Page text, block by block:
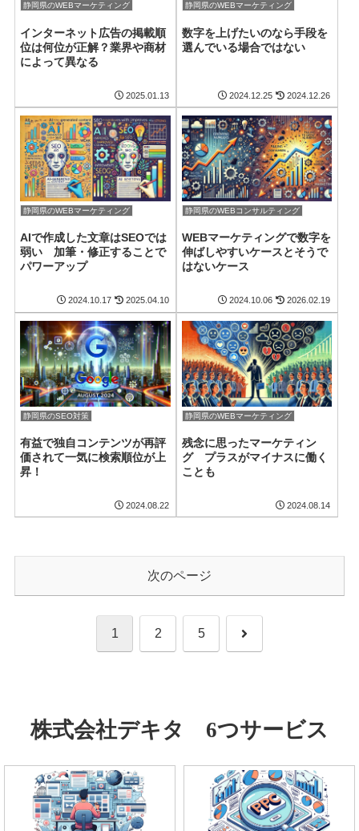
静岡県のWEBマーケティング
インターネット広告の掲載順
位は何位が正解？業界や商材
によって異なる
2025.01.13
静岡県のWEBマーケティング
数字を上げたいのなら手段を
選んでいる場合ではない
2024.12.25 2024.12.26
静岡県のWEBマーケティング
AIで作成した文章はSEOでは
弱い 加筆・修正することで
パワーアップ
2024.10.17 2025.04.10
静岡県のWEBコンサルティング
WEBマーケティングで数字を
伸ばしやすいケースとそうで
はないケース
2024.10.06 2026.02.19
静岡県のSEO対策
有益で独自コンテンツが再評
価されて一気に検索順位が上
昇！
2024.08.22
静岡県のWEBマーケティング
残念に思ったマーケティン
グ プラスがマイナスに働く
ことも
2024.08.14
次のページ
1 2 5 次
株式会社デキタ 6つサービス